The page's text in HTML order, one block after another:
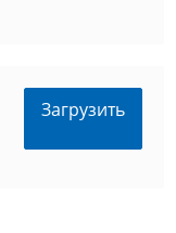
Загрузить